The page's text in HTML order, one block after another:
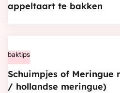
om
zelf
appeltaart
appeltaart te bakken
Schuimpjes
of
Meringue
baktips
Schuimpjes of Meringue
/ hollandse meringue)